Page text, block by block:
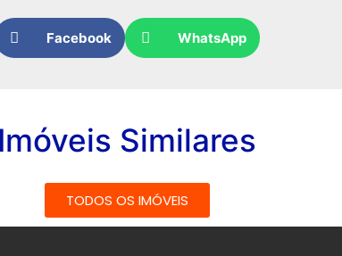
Facebook WhatsApp
Imóveis Similares
TODOS OS IMÓVEIS